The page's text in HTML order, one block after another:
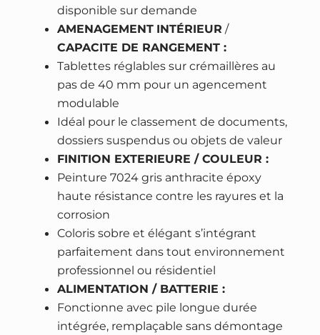
disponible sur demande
AMENAGEMENT INTÉRIEUR /
CAPACITE DE RANGEMENT :
Tablettes réglables sur crémaillères au
pas de 40 mm pour un agencement
modulable
Idéal pour le classement de documents,
dossiers suspendus ou objets de valeur
FINITION EXTERIEURE / COULEUR :
Peinture 7024 gris anthracite époxy
haute résistance contre les rayures et la
corrosion
Coloris sobre et élégant s’intégrant
parfaitement dans tout environnement
professionnel ou résidentiel
ALIMENTATION / BATTERIE :
Fonctionne avec pile longue durée
intégrée, remplaçable sans démontage